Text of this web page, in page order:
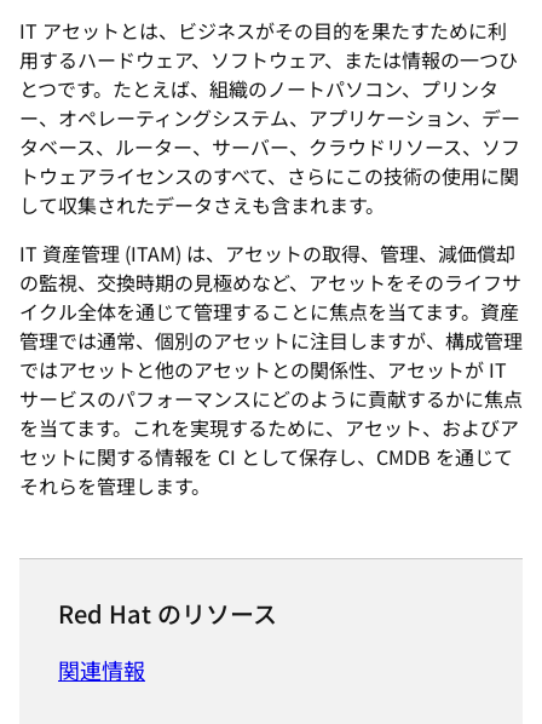
IT アセットとは、ビジネスがその目的を果たすために利
用するハードウェア、ソフトウェア、または情報の一つひ
とつです。たとえば、組織のノートパソコン、プリンタ
ー、オペレーティングシステム、アプリケーション、デー
タベース、ルーター、サーバー、クラウドリソース、ソフ
トウェアライセンスのすべて、さらにこの技術の使用に関
して収集されたデータさえも含まれます。
IT 資産管理 (ITAM) は、アセットの取得、管理、減価償却
の監視、交換時期の見極めなど、アセットをそのライフサ
イクル全体を通じて管理することに焦点を当てます。資産
管理では通常、個別のアセットに注目しますが、構成管理
ではアセットと他のアセットとの関係性、アセットが IT
サービスのパフォーマンスにどのように貢献するかに焦点
を当てます。これを実現するために、アセット、およびア
セットに関する情報を CI として保存し、CMDB を通じて
それらを管理します。
Red Hat のリソース
関連情報